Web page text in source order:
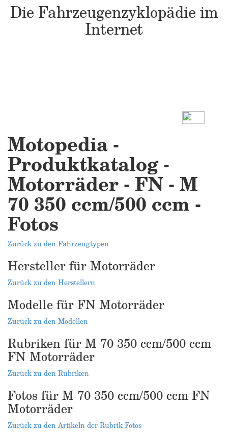
Die Fahrzeugenzyklopädie im
Internet
Motopedia -
Produktkatalog -
Motorräder - FN - M
70 350 ccm/500 ccm -
Fotos
Zurück zu den Fahrzeugtypen
Hersteller für Motorräder
Zurück zu den Herstellern
Modelle für FN Motorräder
Zurück zu den Modellen
Rubriken für M 70 350 ccm/500 ccm
FN Motorräder
Zurück zu den Rubriken
Fotos für M 70 350 ccm/500 ccm FN
Motorräder
Zurück zu den Artikeln der Rubrik Fotos